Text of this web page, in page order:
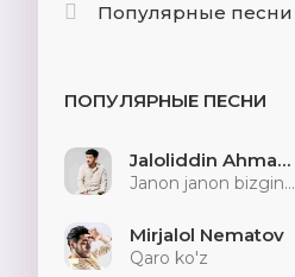
Популярные песни
ПОПУЛЯРНЫЕ ПЕСНИ
Jaloliddin Ahmadaliyev
Janon janon bizginani sog'indilarmu
Mirjalol Nematov
Qaro ko'z